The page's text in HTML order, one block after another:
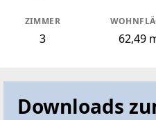
ZIMMER
3 62,49
Downloads